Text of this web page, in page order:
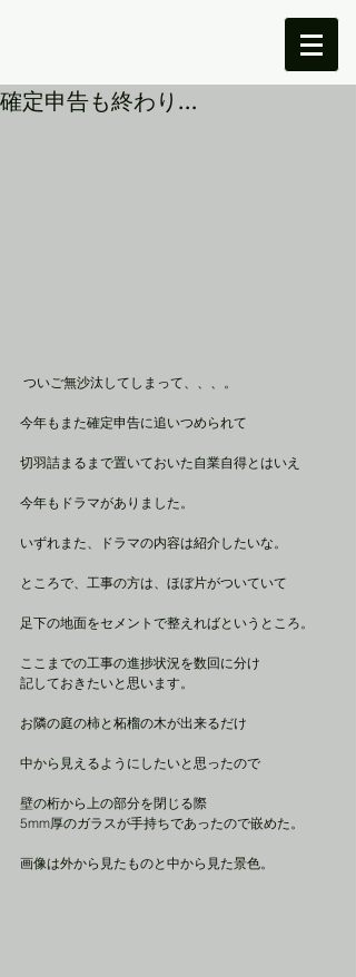
確定申告も終わり…
ついご無沙汰してしまって、、、。
今年もまた確定申告に追いつめられて
切羽詰まるまで置いておいた自業自得とはいえ
今年もドラマがありました。
いずれまた、ドラマの内容は紹介したいな。
ところで、工事の方は、ほぼ片がついていて
足下の地面をセメントで整えればというところ。
ここまでの工事の進捗状況を数回に分け
記しておきたいと思います。
お隣の庭の柿と柘榴の木が出来るだけ
中から見えるようにしたいと思ったので
壁の桁から上の部分を閉じる際
5mm厚のガラスが手持ちであったので嵌めた。
画像は外から見たものと中から見た景色。